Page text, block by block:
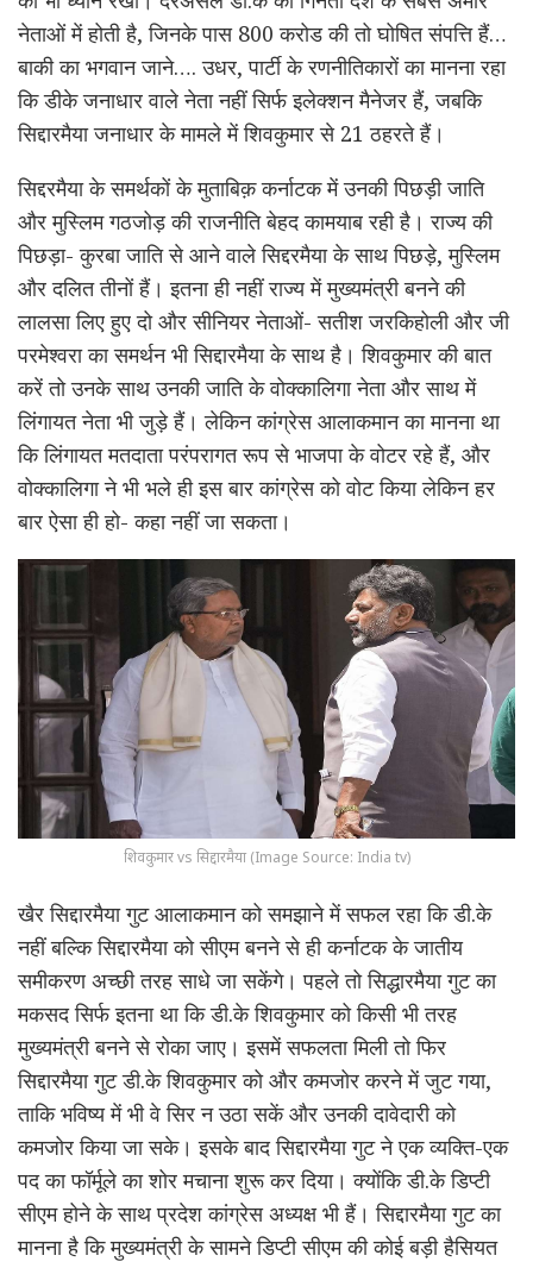
नेताओं में होती है, जिनके पास 800 करोड की तो घोषित संपत्ति हैं…
बाकी का भगवान जाने…. उधर, पार्टी के रणनीतिकारों का मानना रहा
कि डीके जनाधार वाले नेता नहीं सिर्फ इलेक्शन मैनेजर हैं, जबकि
सिद्दारमैया जनाधार के मामले में शिवकुमार से 21 ठहरते हैं।
सिद्दरमैया के समर्थकों के मुताबिक़ कर्नाटक में उनकी पिछड़ी जाति
और मुस्लिम गठजोड़ की राजनीति बेहद कामयाब रही है। राज्य की
पिछड़ा- कुरबा जाति से आने वाले सिद्दरमैया के साथ पिछड़े, मुस्लिम
और दलित तीनों हैं। इतना ही नहीं राज्य में मुख्यमंत्री बनने की
लालसा लिए हुए दो और सीनियर नेताओं- सतीश जरकिहोली और जी
परमेश्वरा का समर्थन भी सिद्दारमैया के साथ है। शिवकुमार की बात
करें तो उनके साथ उनकी जाति के वोक्कालिगा नेता और साथ में
लिंगायत नेता भी जुड़े हैं। लेकिन कांग्रेस आलाकमान का मानना था
कि लिंगायत मतदाता परंपरागत रूप से भाजपा के वोटर रहे हैं, और
वोक्कालिगा ने भी भले ही इस बार कांग्रेस को वोट किया लेकिन हर
बार ऐसा ही हो- कहा नहीं जा सकता।
शिवकुमार vs सिद्दारमैया (Image Source: India tv)
खैर सिद्दारमैया गुट आलाकमान को समझाने में सफल रहा कि डी.के
नहीं बल्कि सिद्दारमैया को सीएम बनने से ही कर्नाटक के जातीय
समीकरण अच्छी तरह साधे जा सकेंगे। पहले तो सिद्धारमैया गुट का
मकसद सिर्फ इतना था कि डी.के शिवकुमार को किसी भी तरह
मुख्यमंत्री बनने से रोका जाए। इसमें सफलता मिली तो फिर
सिद्दारमैया गुट डी.के शिवकुमार को और कमजोर करने में जुट गया,
ताकि भविष्य में भी वे सिर न उठा सकें और उनकी दावेदारी को
कमजोर किया जा सके। इसके बाद सिद्दारमैया गुट ने एक व्यक्ति-एक
पद का फॉर्मूले का शोर मचाना शुरू कर दिया। क्योंकि डी.के डिप्टी
सीएम होने के साथ प्रदेश कांग्रेस अध्यक्ष भी हैं। सिद्दारमैया गुट का
मानना है कि मुख्यमंत्री के सामने डिप्टी सीएम की कोई बड़ी हैसियत